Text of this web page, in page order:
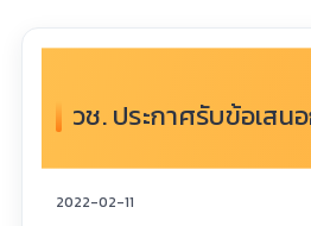
วช. ประกาศรับข้อเส
2022-02-11